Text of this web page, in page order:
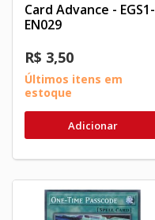
Card Advance - EGS1-
EN029
R$ 3,50
Últimos itens em
estoque
Adicionar